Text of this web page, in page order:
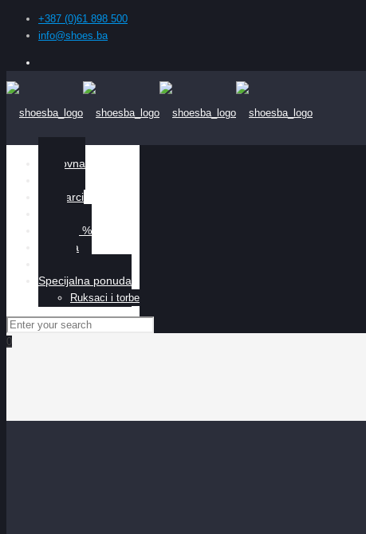
+387 (0)61 898 500
info@shoes.ba
Naslovna
Muškarci
Sniženo %
O nama
Specijalna ponuda
Ruksaci i torbe
0